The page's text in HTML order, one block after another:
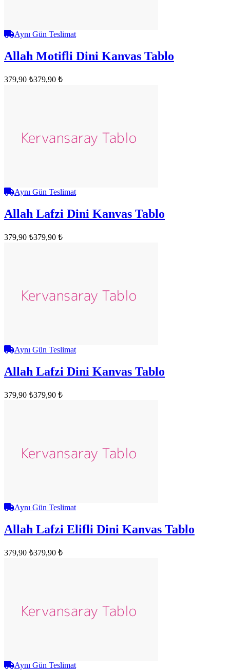
Aynı Gün Teslimat
Allah Motifli Dini Kanvas Tablo
379,90 ₺379,90 ₺
Aynı Gün Teslimat
Allah Lafzi Dini Kanvas Tablo
379,90 ₺379,90 ₺
Aynı Gün Teslimat
Allah Lafzi Dini Kanvas Tablo
379,90 ₺379,90 ₺
Aynı Gün Teslimat
Allah Lafzi Elifli Dini Kanvas Tablo
379,90 ₺379,90 ₺
Aynı Gün Teslimat